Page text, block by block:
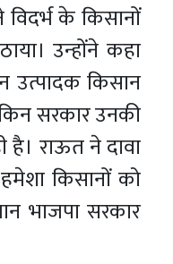
के किसानों
उन्होंने कहा
उत्पादक किसान
सरकार उनकी
है। राऊत ने दावा
किसानों को
भाजपा सरकार